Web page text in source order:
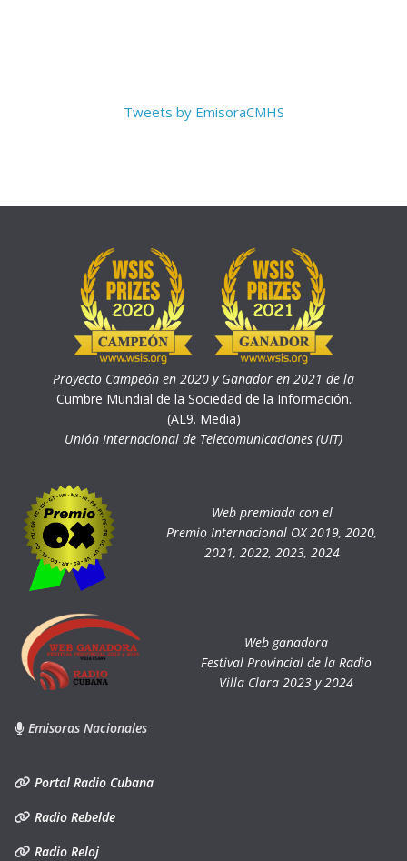
Tweets by EmisoraCMHS
Proyecto Campeón en 2020 y Ganador en 2021 de la
Cumbre Mundial de la Sociedad de la Información.
(AL9. Media)
Unión Internacional de Telecomunicaciones (UIT)
Web premiada con el
Premio Internacional OX 2019, 2020,
2021, 2022, 2023, 2024
Web ganadora
Festival Provincial de la Radio
Villa Clara 2023 y 2024
Emisoras Nacionales
Portal Radio Cubana
Radio Rebelde
Radio Reloj